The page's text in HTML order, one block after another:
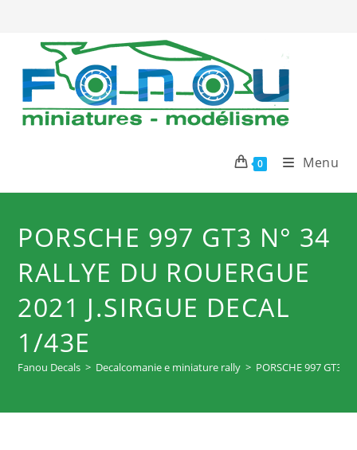
contenuto
0 Menu
PORSCHE 997 GT3 N° 34
RALLYE DU ROUERGUE
2021 J.SIRGUE DECAL
1/43E
Fanou Decals > Decalcomanie e miniature rally > PORSCHE 997 GT3